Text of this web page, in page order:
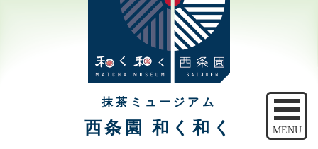
抹茶ミュージアム
西条園 和く和く MENU